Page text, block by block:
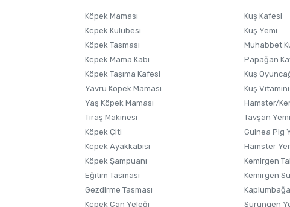
Ürünü Satın Al ve Yorumla
Gönder
Köpek Maması
Köpek Kulübesi
Köpek Tasması
Köpek Mama Kabı
Köpek Taşıma Kafesi
Yavru Köpek Maması
Yaş Köpek Maması
Tıraş Makinesi
Köpek Çiti
Köpek Ayakkabısı
Köpek Şampuanı
Eğitim Tasması
Gezdirme Tasması
Köpek Can Yeleği
Kuş Kafesi
Kuş Yemi
Muhabbet
Papağan
Kuş
Kuş Vitamini
Hamster/
Tavşan Yemi
Guinea Pig
Hamster
Kemirgen
Kemirgen
Sürüngen